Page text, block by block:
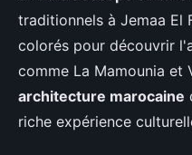
traditionnels à Jemaa El
colorés pour découvrir
comme La Mamounia et
architecture marocaine
riche expérience